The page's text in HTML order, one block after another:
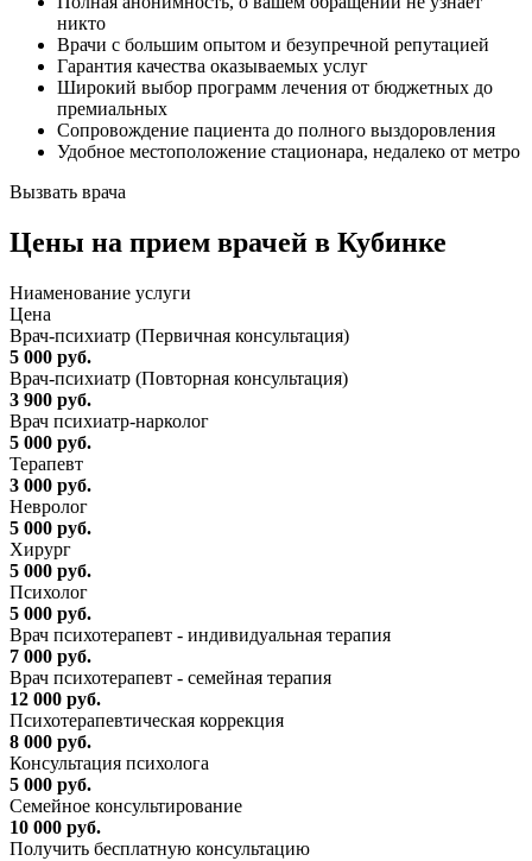
никто
Врачи с большим опытом и безупречной репутацией
Гарантия качества оказываемых услуг
Широкий выбор программ лечения от бюджетных до
премиальных
Сопровождение пациента до полного выздоровления
Удобное местоположение стационара, недалеко от метро
Вызвать врача
Цены на прием врачей в Кубинке
Ниaменование услуги
Цена
Врач-психиатр (Первичная консультация)
5 000 руб.
Врач-психиатр (Повторная консультация)
3 900 руб.
Врач психиатр-нарколог
5 000 руб.
Терапевт
3 000 руб.
Невролог
5 000 руб.
Хирург
5 000 руб.
Психолог
5 000 руб.
Врач психотерапевт - индивидуальная терапия
7 000 руб.
Врач психотерапевт - семейная терапия
12 000 руб.
Психотерапевтическая коррекция
8 000 руб.
Консультация психолога
5 000 руб.
Семейное консультирование
10 000 руб.
Получить бесплатную консультацию